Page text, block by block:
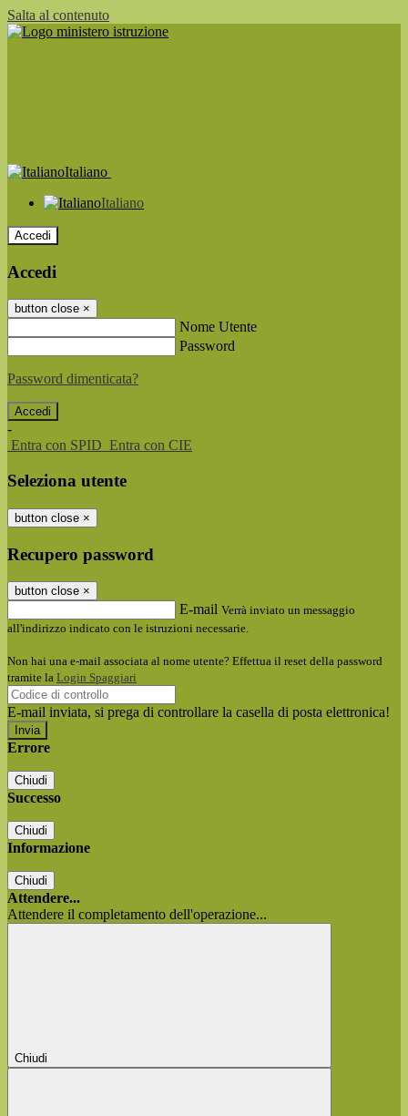
Salta al contenuto
Italiano
Italiano
Accedi
Accedi
button close ×
Nome Utente
Password
Password dimenticata?
-
Entra con SPID Entra con CIE
Seleziona utente
button close ×
Recupero password
button close ×
E-mail Verrà inviato un messaggio
all'indirizzo indicato con le istruzioni necessarie.
Non hai una e-mail associata al nome utente? Effettua il reset della password
tramite la Login Spaggiari
E-mail inviata, si prega di controllare la casella di posta elettronica!
Errore
Chiudi
Successo
Chiudi
Informazione
Chiudi
Attendere...
Attendere il completamento dell'operazione...
Chiudi